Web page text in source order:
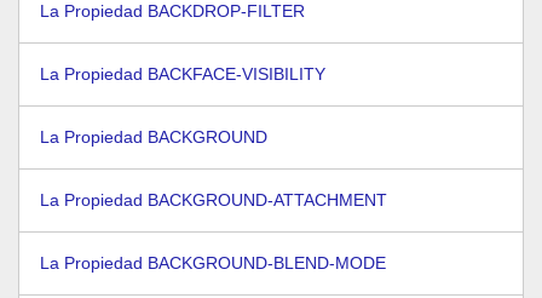
La Propiedad BACKDROP-FILTER
La Propiedad BACKFACE-VISIBILITY
La Propiedad BACKGROUND
La Propiedad BACKGROUND-ATTACHMENT
La Propiedad BACKGROUND-BLEND-MODE